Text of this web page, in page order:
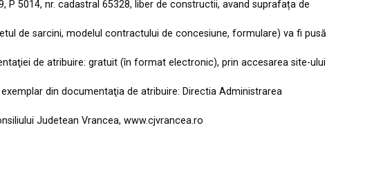
P 5014, nr. cadastral 65328, liber de constructii, avand suprafața de
de sarcini, modelul contractului de concesiune, formulare) va fi pusă
de atribuire: gratuit (în format electronic), prin accesarea site-ului
din documentaţia de atribuire: Directia Administrarea
Judetean Vrancea, www.cjvrancea.ro